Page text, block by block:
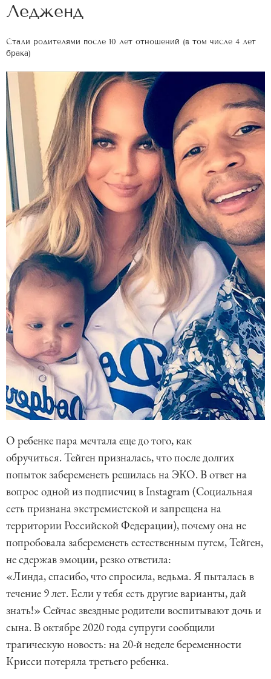
Ледженд
Стали родителями после 10 лет отношений (в том числе 4 лет
брака)
О ребенке пара мечтала еще до того, как
обручиться. Тейген призналась, что после долгих
попыток забеременеть решилась на ЭКО. В ответ на
вопрос одной из подписчиц в Instagram (Социальная
сеть признана экстремистской и запрещена на
территории Российской Федерации), почему она не
попробовала забеременеть естественным путем, Тейген,
не сдержав эмоции, резко ответила:
«Линда, спасибо, что спросила, ведьма. Я пыталась в
течение 9 лет. Если у тебя есть другие варианты, дай
знать!» Сейчас звездные родители воспитывают дочь и
сына. В октябре 2020 года супруги сообщили
трагическую новость: на 20-й неделе беременности
Крисси потеряла третьего ребенка.